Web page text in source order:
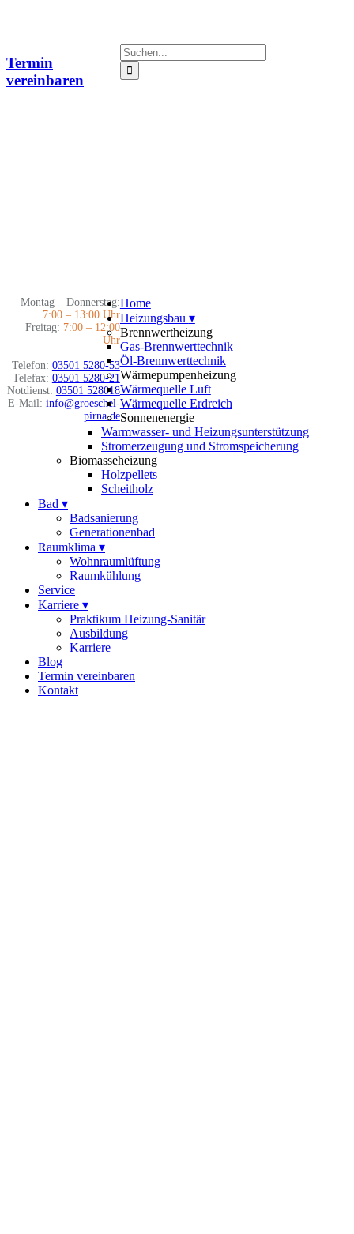
Termin
vereinbaren
Montag – Donnerstag:
7:00 – 13:00 Uhr
Freitag: 7:00 – 12:00
Uhr
Telefon: 03501 5280-53
Telefax: 03501 5280-21
Notdienst: 03501 528018
E-Mail: info@groeschel-
pirna.de
Suche
nach:
Home
Heizungsbau ▾
Brennwertheizung
Gas-Brennwerttechnik
Öl-Brennwerttechnik
Wärmepumpenheizung
Wärmequelle Luft
Wärmequelle Erdreich
Sonnenenergie
Warmwasser- und Heizungsunterstützung
Stromerzeugung und Stromspeicherung
Biomasseheizung
Holzpellets
Scheitholz
Bad ▾
Badsanierung
Generationenbad
Raumklima ▾
Wohnraumlüftung
Raumkühlung
Service
Karriere ▾
Praktikum Heizung-Sanitär
Ausbildung
Karriere
Blog
Termin vereinbaren
Kontakt